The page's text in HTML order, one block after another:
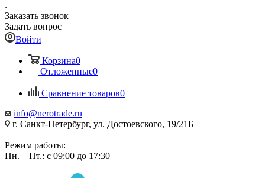
Заказать звонок
Задать вопрос
Войти
Корзина0
Отложенные0
Сравнение товаров0
info@nerotrade.ru
г. Санкт-Петербург, ул. Достоевского, 19/21Б
Режим работы:
Пн. – Пт.: с 09:00 до 17:30